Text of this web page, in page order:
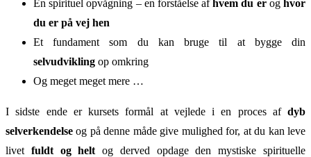
En spirituel opvågning – en forståelse afhvem du eroghvor
du er på vej hen
Et fundament som du kan bruge til at bygge din
selvudvikling op omkring
Og meget meget mere …
I sidste ende er kursets formål at vejlede i en proces af dyb
selverkendelse og på denne måde give mulighed for, at du kan leve
livet fuldt og helt og derved opdage den mystiske spirituelle